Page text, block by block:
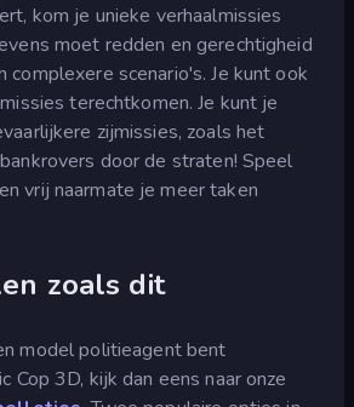
kom je unieke verhaalmissies
moet redden en gerechtigheid
complexere scenario's. Je kunt ook
terechtkomen. Je kunt je
zijmissies, zoals het
door de straten! Speel
vrij naarmate je meer taken
zoals dit
model politieagent bent
Cop 3D, kijk dan eens naar onze